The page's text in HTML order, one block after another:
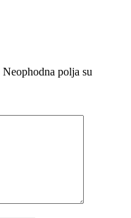
Neophodna polja su